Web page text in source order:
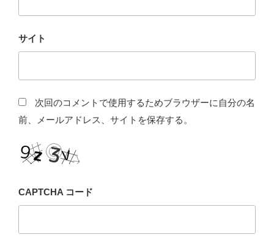
サイト
次回のコメントで使用するためブラウザーに自分の名
前、メールアドレス、サイトを保存する。
CAPTCHA コード